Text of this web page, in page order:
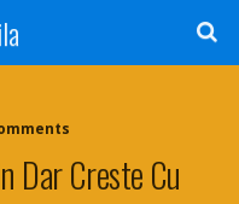
Dar Creste Cu